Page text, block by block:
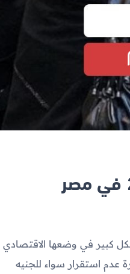
كبير في وضعها الاقتصادي
عدم استقرار سواء للجنيه